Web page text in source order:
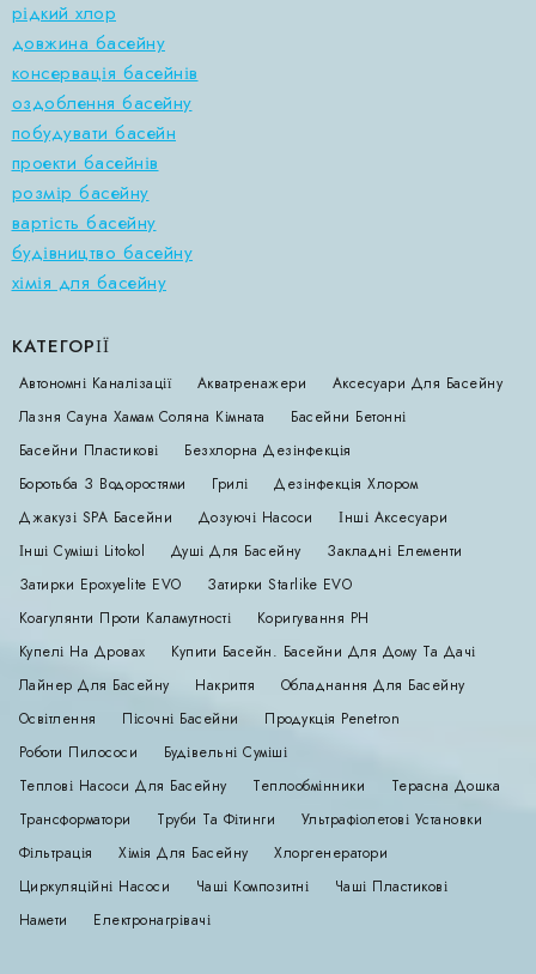
рідкий хлор
довжина басейну
консервація басейнів
оздоблення басейну
побудувати басейн
проекти басейнів
розмір басейну
вартість басейну
будівництво басейну
хімія для басейну
КАТЕГОРІЇ
Автономні Каналізації Акватренажери
Аксесуари Для Басейну
Лазня Сауна Хамам Соляна Кімната
Басейни Бетонні
Басейни Пластикові
Безхлорна Дезінфекція
Боротьба З Водоростями
Грилі
Дезінфекція Хлором
Джакузі SPA Басейни
Дозуючі Насоси
Інші Аксесуари
Інші Суміші Litokol
Душі Для Басейну
Закладні Елементи
Затирки Epoxyelite EVO
Затирки Starlike EVO
Коагулянти Проти Каламутності
Коригування РН
Купелі На Дровах
Купити Басейн. Басейни Для Дому Та Дачі
Лайнер Для Басейну
Накриття
Обладнання Для Басейну
Освітлення
Пісочні Басейни
Продукція Penetron
Роботи Пилососи
Будівельні Суміші
Теплові Насоси Для Басейну
Теплообмінники
Терасна Дошка
Трансформатори
Труби Та Фітинги
Ультрафіолетові Установки
Фільтрація
Хімія Для Басейну
Хлоргенератори
Циркуляційні Насоси
Чаші Композитні
Чаші Пластикові
Намети
Електронагрівачі